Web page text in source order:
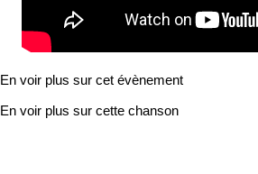
En voir plus sur cet évènement
En voir plus sur cette chanson